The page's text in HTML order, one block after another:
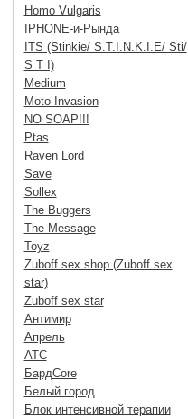
Homo Vulgaris
IPHONE-и-Рында
ITS (Stinkie/ S.T.I.N.K.I.E/ Sti/
S T I)
Medium
Moto Invasion
NO SOAP!!!
Ptas
Raven Lord
Save
Sollex
The Buggers
The Message
Toyz
Zuboff sex shop (Zuboff sex
star)
Zuboff sex star
Антимир
Апрель
АТС
БардCore
Белый город
Блок интенсивной терапии